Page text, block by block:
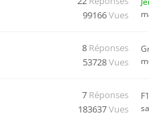
99166Vues
8 Réponses
53728Vues
7 Réponses
183637Vues